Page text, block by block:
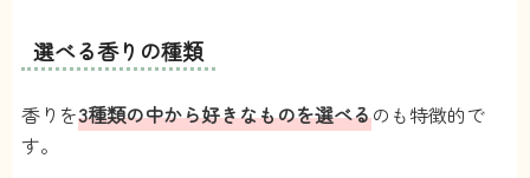
選べる香りの種類
香りを3種類の中から好きなものを選べるのも特徴的で
す。